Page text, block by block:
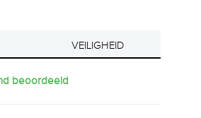
VEILIGHEID
beoordeeld